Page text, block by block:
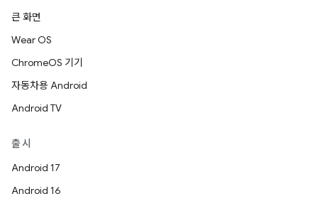
큰 화면
Wear OS
ChromeOS 기기
자동차용 Android
Android TV
출시
Android 17
Android 16